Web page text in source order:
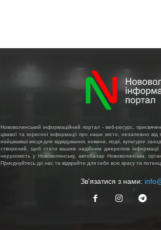
Нововолинський інформаційний портал - веб-ресурс,
цікавої та корисної інформації про наше місто, незалежно
найцікавіші місця для відвідування, новини, події, культурні
створений, щоб стати вашим надійним джерелом інформації
нерухомість у Нововолинську, автобазар Нововолинська,
Приєднуйтесь до нас та відкрийте для себе всю красу та
Зв'язатися з нами: